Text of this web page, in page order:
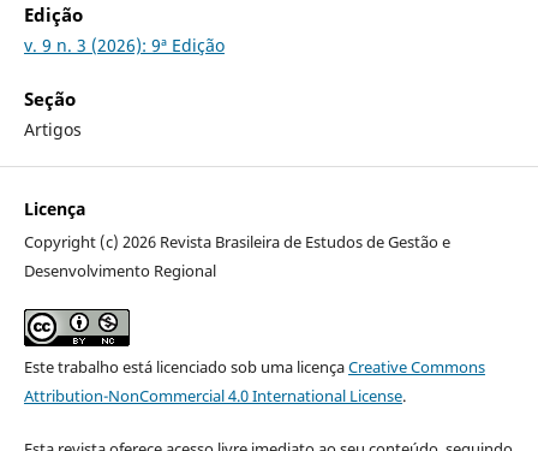
Edição
v. 9 n. 3 (2026): 9ª Edição
Seção
Artigos
Licença
Copyright (c) 2026 Revista Brasileira de Estudos de Gestão e
Desenvolvimento Regional
Este trabalho está licenciado sob uma licençaCreative Commons
Attribution-NonCommercial 4.0 International License.